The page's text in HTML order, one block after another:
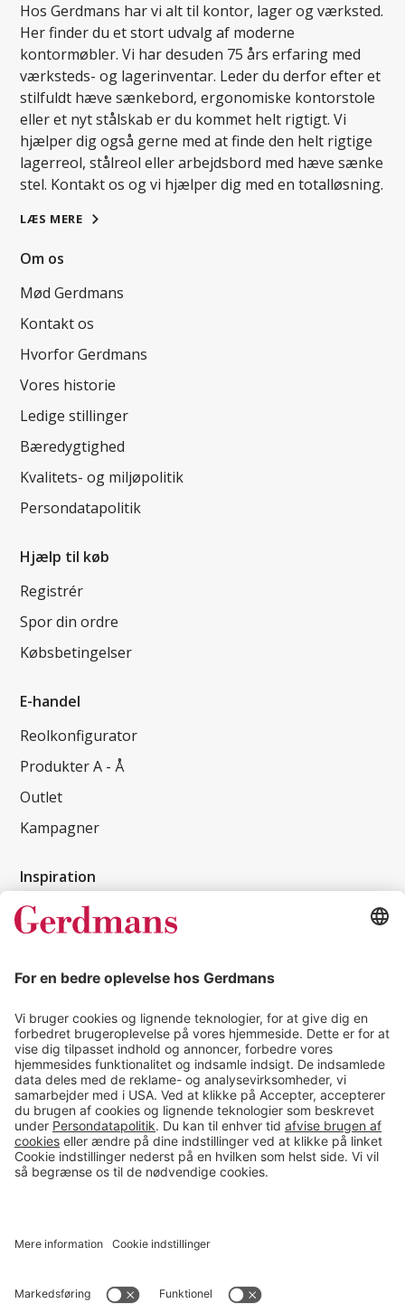
Hos Gerdmans har vi alt til kontor, lager og værksted.
Her finder du et stort udvalg af moderne
kontormøbler. Vi har desuden 75 års erfaring med
værksteds- og lagerinventar. Leder du derfor efter et
stilfuldt hæve sænkebord, ergonomiske kontorstole
eller et nyt stålskab er du kommet helt rigtigt. Vi
hjælper dig også gerne med at finde den helt rigtige
lagerreol, stålreol eller arbejdsbord med hæve sænke
stel. Kontakt os og vi hjælper dig med en totalløsning.
LÆS MERE
Om os
Mød Gerdmans
Kontakt os
Hvorfor Gerdmans
Vores historie
Ledige stillinger
Bæredygtighed
Kvalitets- og miljøpolitik
Persondatapolitik
Hjælp til køb
Registrér
Spor din ordre
Købsbetingelser
E-handel
Reolkonfigurator
Produkter A - Å
Outlet
Kampagner
Inspiration
Kundereferencer
Tips & guides
Kontakt
salg@gerdmans.dk
49 18 07 07
Salgsafdeling åbningstider
08.00-16.00
© 2026 Gerdmans Kontor- & Lagerudstyr A/S Alle priser er ekskl.
Cookie indstillinger